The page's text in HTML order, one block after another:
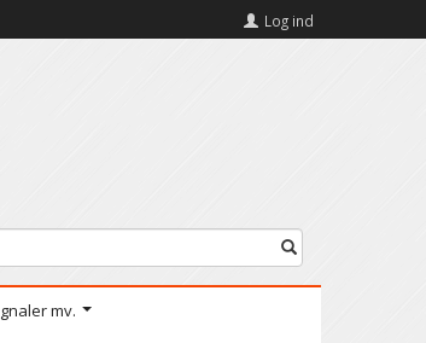
Log ind
mv.